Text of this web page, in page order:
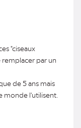
"ciseaux
par un
de 5 ans mais
monde l'utilisent.